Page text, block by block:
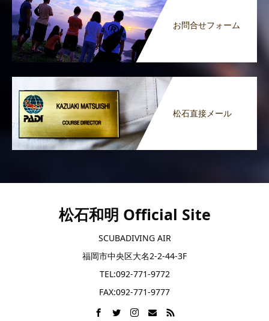
お問合せフォーム
松石直接メール
松石和明 Official Site
SCUBADIVING AIR
福岡市中央区大名2-2-44-3F
TEL:092-771-9772
FAX:092-771-9777